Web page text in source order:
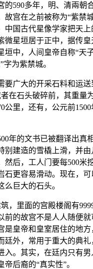
的590多年，明、清兩朝
故宫在之前被称为“紫禁
中国古代星像学家把天
微星垣居于正中，据传
垣中，人间皇帝自称“天
字为紫禁城。
要广大的开采石料和运
在石头破碎前，其重量
公里，还有，公元前
年的文书已被翻译出真
别建造的雪橇上滑，并
然后，工人门要每500米
石更容易滑动。现在，
么巨大的石头。
，里面的宫殿楼阁有
前的故宫不是人人随便就
是皇帝和皇室居住的地
廷外，常用于重大的典
入。其实，在廷内只有
帝后裔的“真实性”。